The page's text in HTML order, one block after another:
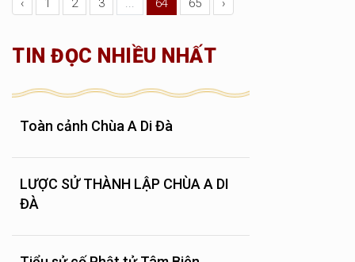
‹ 1 2 3 ... 64 65 ›
TIN ĐỌC NHIỀU NHẤT
Toàn cảnh Chùa A Di Đà
LƯỢC SỬ THÀNH LẬP CHÙA A DI
ĐÀ